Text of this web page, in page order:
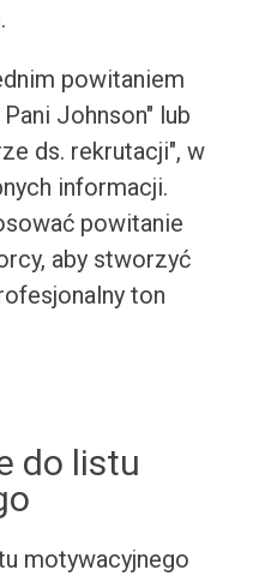
powitaniem
Johnson" lub
ds. rekrutacji", w
informacji.
powitanie
aby stworzyć
ton
do listu
motywacyjnego